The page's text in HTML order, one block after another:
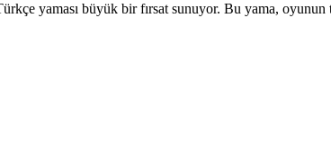
yaması büyük bir fırsat sunuyor. Bu yama,